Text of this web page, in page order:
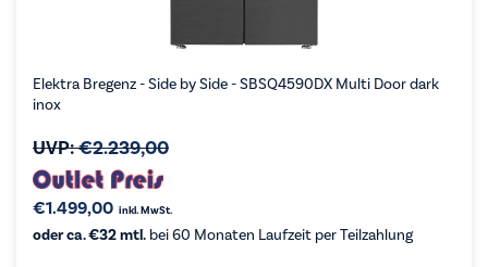
Elektra Bregenz - Side by Side - SBSQ4590DX Multi Door dark
inox
UVP:€2.239,00
€1.499,00 inkl. MwSt.
oder ca. €32 mtl. bei 60 Monaten Laufzeit per Teilzahlung